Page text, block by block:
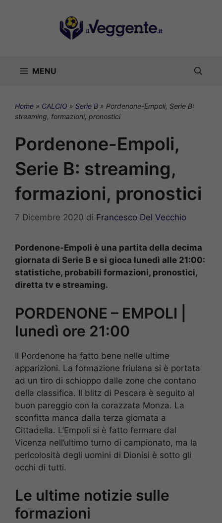
MENU
Home » CALCIO » Serie B » Pordenone-Empoli, Serie B:
streaming, formazioni, pronostici
Pordenone-Empoli,
Serie B: streaming,
formazioni, pronostici
7 Dicembre 2020 di Francesco Del Vecchio
Pordenone-Empoli è una partita della decima
giornata di Serie B e si gioca lunedì alle 21:00:
statistiche, probabili formazioni, pronostici,
diretta tv e streaming.
PORDENONE – EMPOLI |
lunedì ore 21:00
Il Pordenone ha fatto bene nelle ultime
apparizioni. La formazione friulana si è portata
ad un tiro di schioppo dalle zone che contano
della classifica. Il blitz di Pescara è seguito al
buon pareggio con la corazzata Monza. La
sconfitta manca dalla terza giornata a
Cittadella. L’Empoli si è fatto fermare dal
Vicenza nell’ultimo turno di campionato, ma la
pericolosità degli uomini di Dionisi è sotto gli
occhi di tutti.
Le ultime notizie sulle
formazioni